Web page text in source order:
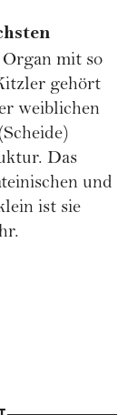
Organ mit so
gehört
weiblichen
(Scheide)
Das
und
ist sie